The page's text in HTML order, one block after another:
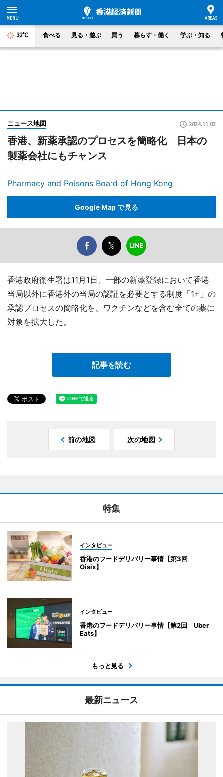
32°C 食べる 見る・遊ぶ 買う 暮らす・働く 学ぶ・知る
ニュース地図 2024.11.03
香港、新薬承認のプロセスを簡略化 日本の
製薬会社にもチャンス
Pharmacy and Poisons Board of Hong Kong
Google Map で見る
香港政府衛生署は11月1日、一部の新薬登録において香港
当局以外に香港外の当局の認証を必要とする制度「1+」の
承認プロセスの簡略化を、ワクチンなどを含む全ての薬に
対象を拡大した。
記事を読む
前の地図 次の地図
特集
インタビュー
香港のフードデリバリー事情【第3回
Oisix】
インタビュー
香港のフードデリバリー事情【第2回 Uber
Eats】
もっと見る
最新ニュース